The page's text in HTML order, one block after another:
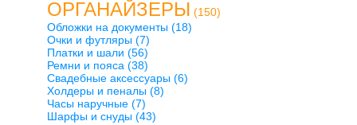
ОРГАНАЙЗЕРЫ (150)
Обложки на документы (18)
Очки и футляры (7)
Платки и шали (56)
Ремни и пояса (38)
Свадебные аксессуары (6)
Холдеры и пеналы (8)
Часы наручные (7)
Шарфы и снуды (43)